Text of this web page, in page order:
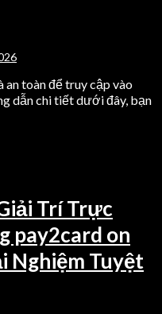
an toàn để truy cập vào
dẫn chi tiết dưới đây, bạn
Trí Trực
pay2card on
Nghiệm Tuyệt